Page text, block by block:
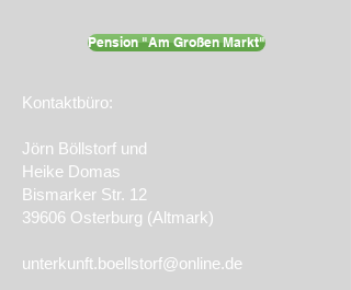
Pension "Am Großen Markt"
Kontaktbüro:
Jörn Böllstorf​ und
Heike Domas
Bismarker Str. 12
39606 Osterburg (Altmark)
unterkunft.boellstorf@online.de